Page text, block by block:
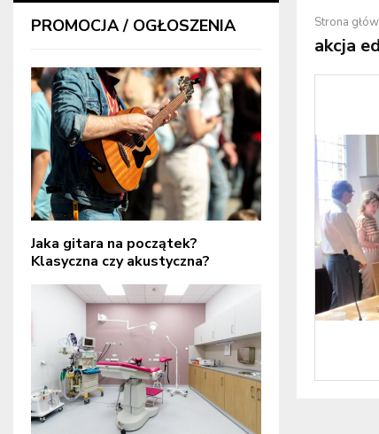
Strona
akcja
PROMOCJA / OGŁOSZENIA
Jaka gitara na początek?
Klasyczna czy akustyczna?